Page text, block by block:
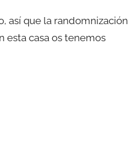
así que la randomnización
esta casa os tenemos